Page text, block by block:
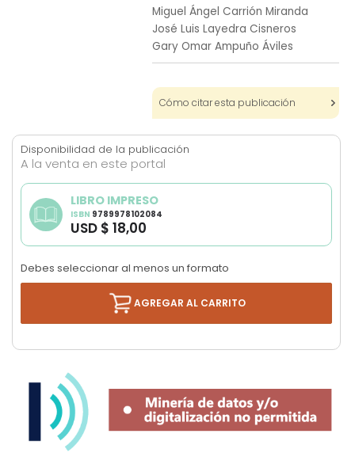
Miguel Ángel Carrión Miranda
José Luis Layedra Cisneros
Gary Omar Ampuño Áviles
Cómo citar esta publicación
Disponibilidad de la publicación
A la venta en este portal
LIBRO IMPRESO
ISBN 9789978102084
USD $ 18,00
Debes seleccionar al menos un formato
AGREGAR AL CARRITO